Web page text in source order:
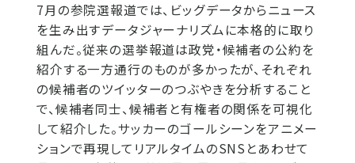
7月の参院選報道では、ビッグデータからニュース
を生み出すデータジャーナリズムに本格的に取り
組んだ。従来の選挙報道は政党・候補者の公約を
紹介する一方通行のものが多かったが、それぞれ
の候補者のツイッターのつぶやきを分析すること
で、候補者同士、候補者と有権者の関係を可視化
して紹介した。サッカーのゴールシーンをアニメー
ションで再現してリアルタイムのSNSとあわせて